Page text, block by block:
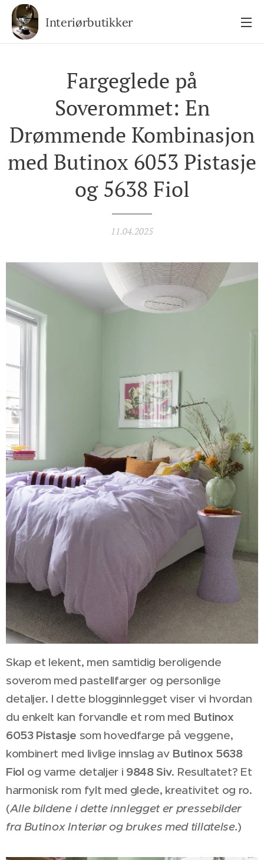
Interiørbutikker
Fargeglede på
Soverommet: En
Drømmende Kombinasjon
med Butinox 6053 Pistasje
og 5638 Fiol
11.04.2025
Skap et lekent, men samtidig beroligende
soverom med pastellfarger og personlige
detaljer. I dette blogginnlegget viser vi hvordan
du enkelt kan forvandle et rom med Butinox
6053 Pistasje som hovedfarge på veggene,
kombinert med livlige innslag av Butinox 5638
Fiol og varme detaljer i 9848 Siv. Resultatet? Et
harmonisk rom fylt med glede, kreativitet og ro.
(Alle bildene i dette innlegget er pressebilder
fra Butinox Interiør og brukes med tillatelse.)